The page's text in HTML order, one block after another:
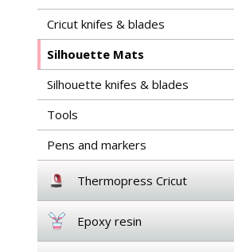
Cricut knifes & blades
Silhouette Mats
Silhouette knifes & blades
Tools
Pens and markers
Thermopress Cricut
Epoxy resin